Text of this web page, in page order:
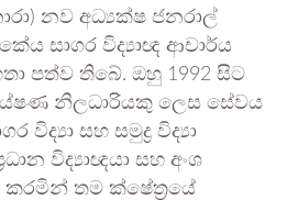
නව අධ්‍යක්ෂ ජනරාල්
සාගර විද්‍යාඥ ආචාර්ය
පත්ව තිබේ. ඔහු 1992 සිට
නිලධාරියකු ලෙස සේවය
විද්‍යා සහ සමුද්‍ර විද්‍යා
විද්‍යාඥයා සහ අංශ
කරමින් තම ක්ෂේත්‍රයේ